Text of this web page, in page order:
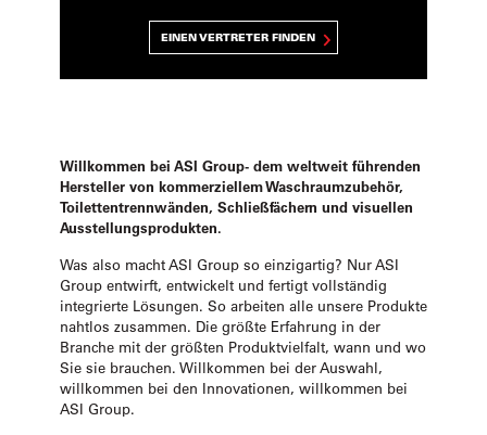
EINEN VERTRETER FINDEN
Willkommen bei ASI Group- dem weltweit führenden
Hersteller von kommerziellem Waschraumzubehör,
Toilettentrennwänden, Schließfächern und visuellen
Ausstellungsprodukten.
Was also macht ASI Group so einzigartig? Nur ASI
Group entwirft, entwickelt und fertigt vollständig
integrierte Lösungen. So arbeiten alle unsere Produkte
nahtlos zusammen. Die größte Erfahrung in der
Branche mit der größten Produktvielfalt, wann und wo
Sie sie brauchen. Willkommen bei der Auswahl,
willkommen bei den Innovationen, willkommen bei
ASI Group.